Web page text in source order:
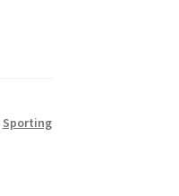
Sporting